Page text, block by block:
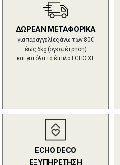
ΔΩΡΕΑΝ ΜΕΤΑΦΟΡΙΚΑ
για παραγγελίες άνω των 80€
έως 6kg (ογκομέτρηση)
και για όλα τα έπιπλα ECHO XL
ECHO DECO
ΕΞΥΠΗΡΕΤΗΣΗ